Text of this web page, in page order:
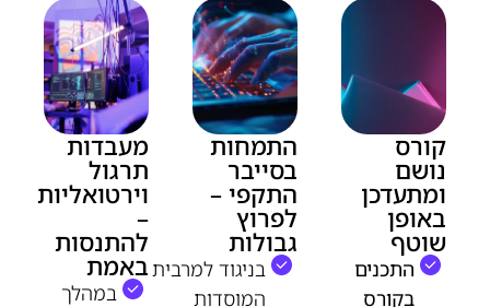
קורס
נושם
ומתעדכן
באופן
שוטף
התכנים
בקורס
התמחות
בסייבר
התקפי –
לפרוץ
גבולות
בניגוד למרבית
המוסדות
מעבדות
תרגול
וירטואליות
–
להתנסות
באמת
במהלך